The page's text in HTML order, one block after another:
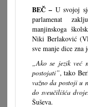
BEČ – U svojoj
parlamenat
manjinskoga
Niki Berlaković
sve manje dice zna
„Ako se jezik već
postojati”, tako
važno da postoji u
do sveučilišća
Šuševa.